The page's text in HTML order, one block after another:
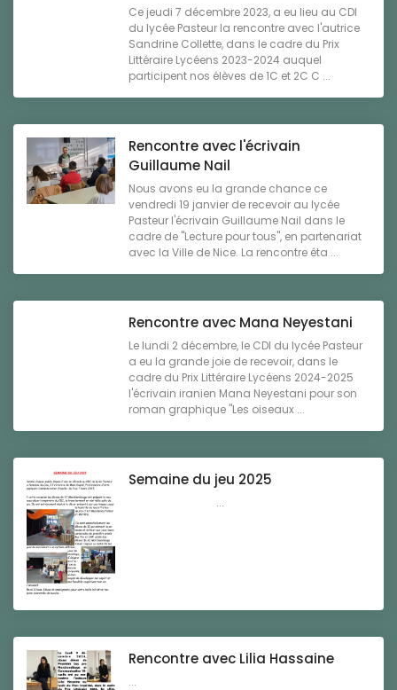
Ce jeudi 7 décembre 2023, a eu lieu au CDI
du lycée Pasteur la rencontre avec l'autrice
Sandrine Collette, dans le cadre du Prix
Littéraire Lycéens 2023-2024 auquel
participent nos élèves de 1C et 2C C ...
Rencontre avec l'écrivain
Guillaume Nail
Nous avons eu la grande chance ce
vendredi 19 janvier de recevoir au lycée
Pasteur l'écrivain Guillaume Nail dans le
cadre de "Lecture pour tous", en partenariat
avec la Ville de Nice. La rencontre éta ...
Rencontre avec Mana Neyestani
Le lundi 2 décembre, le CDI du lycée Pasteur
a eu la grande joie de recevoir, dans le
cadre du Prix Littéraire Lycéens 2024-2025
l'écrivain iranien Mana Neyestani pour son
roman graphique "Les oiseaux ...
Semaine du jeu 2025
...
Rencontre avec Lilia Hassaine
...